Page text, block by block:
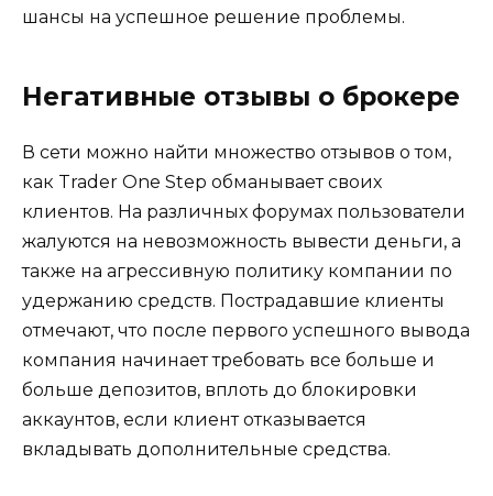
шансы на успешное решение проблемы.
Негативные отзывы о брокере
В сети можно найти множество отзывов о том,
как Trader One Step обманывает своих
клиентов. На различных форумах пользователи
жалуются на невозможность вывести деньги, а
также на агрессивную политику компании по
удержанию средств. Пострадавшие клиенты
отмечают, что после первого успешного вывода
компания начинает требовать все больше и
больше депозитов, вплоть до блокировки
аккаунтов, если клиент отказывается
вкладывать дополнительные средства.